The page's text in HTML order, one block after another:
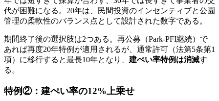
代が困難になる。20年は、民間投資のインセンティブと公園
管理の柔軟性のバランス点として設計された数字である。
期間終了後の選択肢は2つある。再公募（Park-PFI継続）で
あれば再度20年特例が適用されるが、通常許可（法第5条第1
項）に移行すると最長10年となり、 建ぺい率特例は消滅す
る。
特例②：建ぺい率の12%上乗せ